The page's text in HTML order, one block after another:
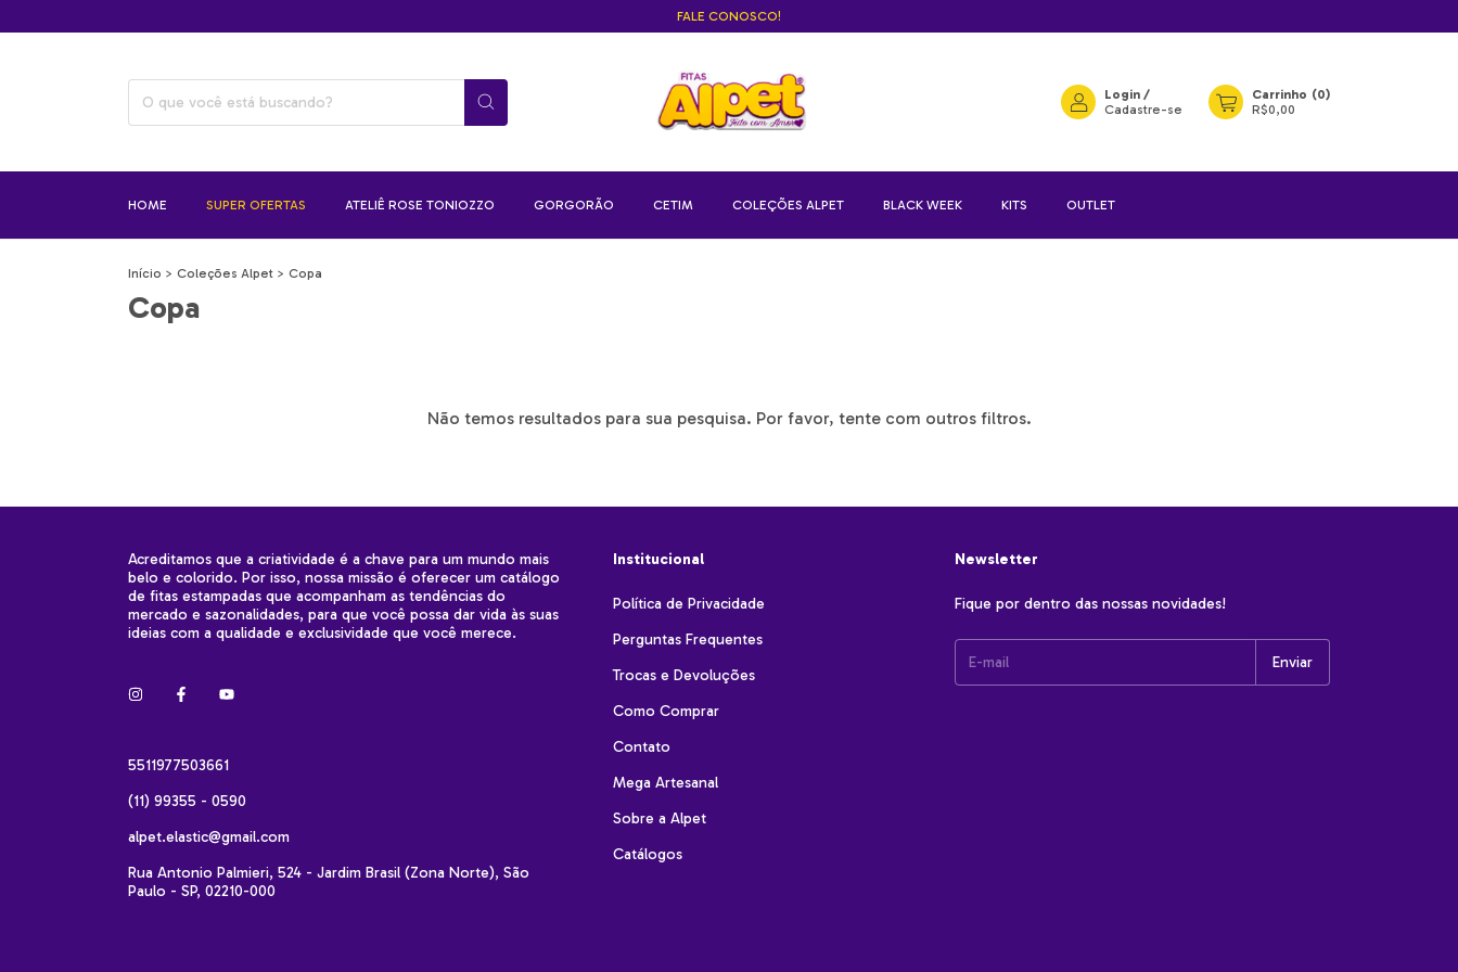
FALE CONOSCO!
Login /
Cadastre-se
Carrinho (0)
R$0,00
HOME SUPER OFERTAS ATELIÊ ROSE TONIOZZO GORGORÃO CETIM COLEÇÕES ALPET BLACK WEEK KITS OUTLET
Início > Coleções Alpet > Copa
Copa
Não temos resultados para sua pesquisa. Por favor, tente com outros filtros.
Acreditamos que a criatividade é a chave para um mundo mais
belo e colorido. Por isso, nossa missão é oferecer um catálogo
de fitas estampadas que acompanham as tendências do
mercado e sazonalidades, para que você possa dar vida às suas
ideias com a qualidade e exclusividade que você merece.
5511977503661
(11) 99355 - 0590
alpet.elastic@gmail.com
Rua Antonio Palmieri, 524 - Jardim Brasil (Zona Norte), São
Paulo - SP, 02210-000
Institucional
Política de Privacidade
Perguntas Frequentes
Trocas e Devoluções
Como Comprar
Contato
Mega Artesanal
Sobre a Alpet
Catálogos
Newsletter
Fique por dentro das nossas novidades!